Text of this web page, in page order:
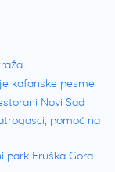
kafanske pesme
Novi Sad
pomoć na
park Fruška Gora